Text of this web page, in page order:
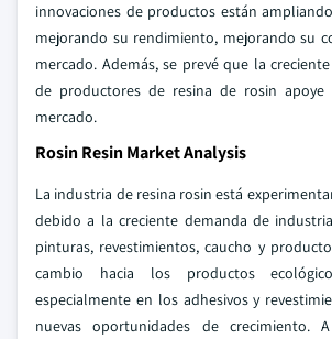
innovaciones de productos están
mejorando su rendimiento, mejorando su
mercado. Además, se prevé que la
de productores de resina de rosin apoye
mercado.
Rosin Resin Market Analysis
La industria de resina rosin está
debido a la creciente demanda de
pinturas, revestimientos, caucho y
cambio hacia los productos
especialmente en los adhesivos y
nuevas oportunidades de crecimiento.